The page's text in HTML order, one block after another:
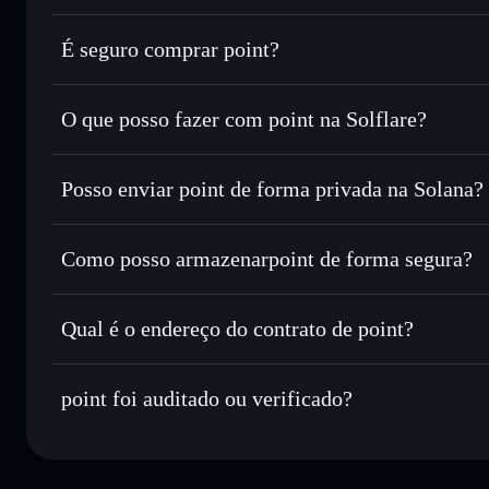
É seguro comprar point?
point não está verificado
O que posso fazer com point na Solflare?
point
Carteira Solflare
Trocar instantaneamente— trocar POINT por SOL,
Utilizar DCA— investir de forma faseada ao longo do
Enviar de forma privada— transferir POINT sem
Privacidade integrado da Solflare
Posso enviar point de forma privada na Solana?
Agregador de Privacidade
Como posso armazenarpoint de forma segura?
point carteira
Qual é o endereço do contrato de point?
point
point foi auditado ou verificado?